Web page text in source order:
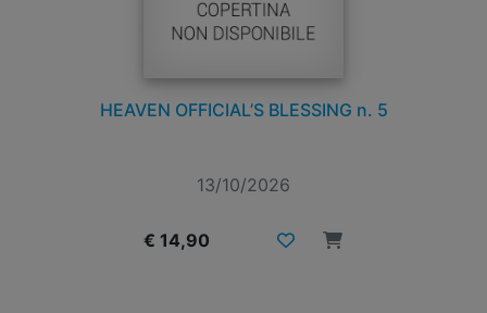
HEAVEN OFFICIAL’S BLESSING n. 5
13/10/2026
€ 14,90